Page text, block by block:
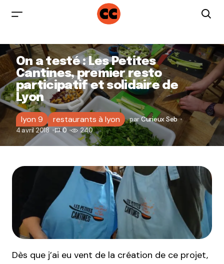
On a testé : Les Petites
Cantines, premier resto
participatif et solidaire de
Lyon
lyon 9 restaurants à lyon parCurieux Seb
4 avril 2018
0 240
Dès que j’ai eu vent de la création de ce projet,